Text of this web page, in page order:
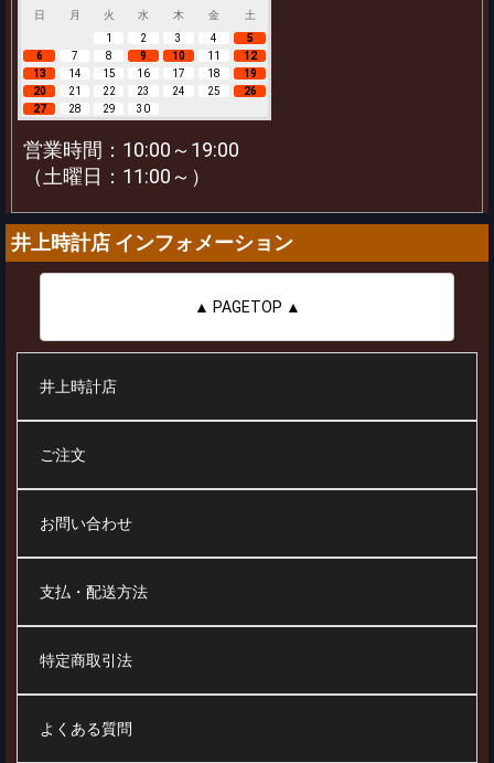
日 月 火 水 木 金
土
1
2 3 4
5
6
7 8 9 10 11
12
13
14 15 16 17 18
19
20
21 22 23 24 25
26
27
28 29 30
営業時間：10:00～19:00
（土曜日：11:00～）
井上時計店 インフォメーション
▲ PAGETOP ▲
井上時計店
ご注文
お問い合わせ
支払・配送方法
特定商取引法
よくある質問